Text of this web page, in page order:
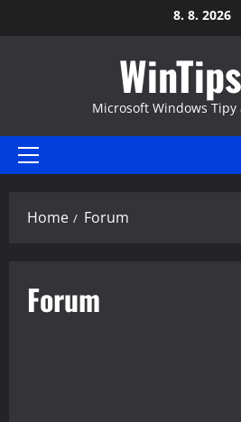
to
8. 8. 2026
Microsoft Windows Tipy
Primary
Home Forum
Forum